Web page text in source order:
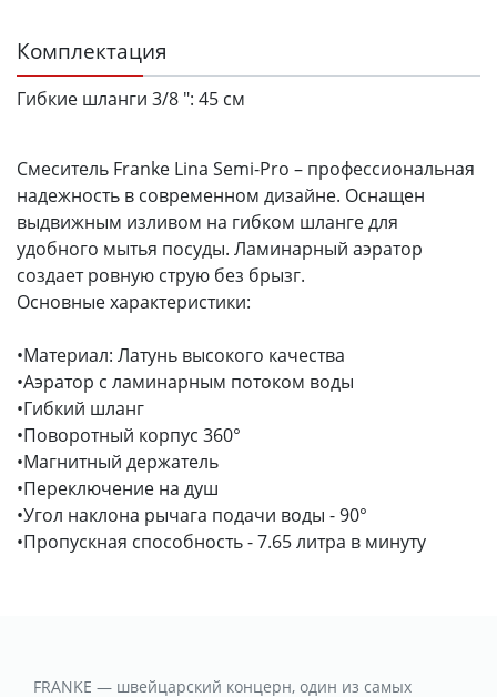
Комплектация
Гибкие шланги 3/8 ": 45 см
Смеситель Franke Lina Semi-Pro – профессиональная
надежность в современном дизайне. Оснащен
выдвижным изливом на гибком шланге для
удобного мытья посуды. Ламинарный аэратор
создает ровную струю без брызг.
Основные характеристики:
•Материал: Латунь высокого качества
•Аэратор с ламинарным потоком воды
•Гибкий шланг
•Поворотный корпус 360°
•Магнитный держатель
•Переключение на душ
•Угол наклона рычага подачи воды - 90°
•Пропускная способность - 7.65 литра в минуту
FRANKE — швейцарский концерн, один из самых